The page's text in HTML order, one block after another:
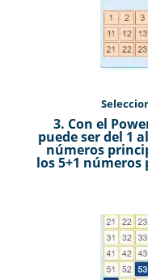
3. Con el
puede ser del 1
números
los 5+1